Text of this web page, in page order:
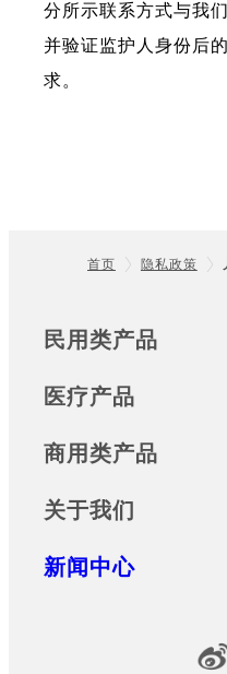
分所示联系方式与我
并验证监护人身份后
求。
首页 隐私政策
Sitemap
民用类产品
医疗产品
商用类产品
关于我们
新闻中心
Official Social